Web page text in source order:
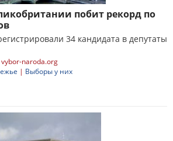
побит рекорд по
34 кандидата в депутаты
vybor-naroda.org
| Выборы у них